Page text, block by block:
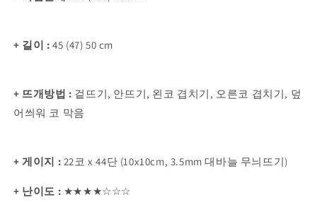
+ 길이 : 45 (47) 50 cm
+ 뜨개방법 : 겉뜨기, 안뜨기, 왼코 겹치기, 오른코 겹치기, 덮
어씌워 코 막음
+ 게이지 : 22코 x 44단 (10x10cm, 3.5mm 대바늘 무늬뜨기)
+ 난이도 : ★★★★☆☆☆